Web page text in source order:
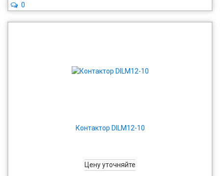
0
Контактор DILM12-10
Цену уточняйте